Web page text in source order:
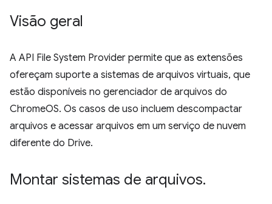
Visão geral
A API File System Provider permite que as extensões
ofereçam suporte a sistemas de arquivos virtuais, que
estão disponíveis no gerenciador de arquivos do
ChromeOS. Os casos de uso incluem descompactar
arquivos e acessar arquivos em um serviço de nuvem
diferente do Drive.
Montar sistemas de arquivos.